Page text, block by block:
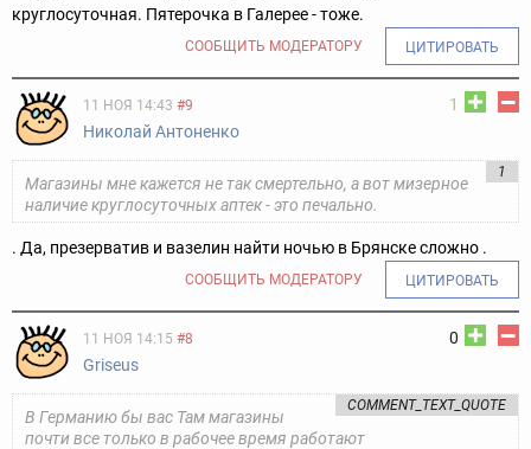
круглосуточная. Пятерочка в Галерее - тоже.
СООБЩИТЬ МОДЕРАТОРУ ЦИТИРОВАТЬ
1
11 НОЯ 14:43 #9
Николай Антоненко
1
Магазины мне кажется не так смертельно, а вот мизерное
наличие круглосуточных аптек - это печально.
. Да, презерватив и вазелин найти ночью в Брянске сложно .
СООБЩИТЬ МОДЕРАТОРУ ЦИТИРОВАТЬ
0
11 НОЯ 14:15 #8
Griseus
COMMENT_TEXT_QUOTE
В Германию бы вас Там магазины
почти все только в рабочее время работают